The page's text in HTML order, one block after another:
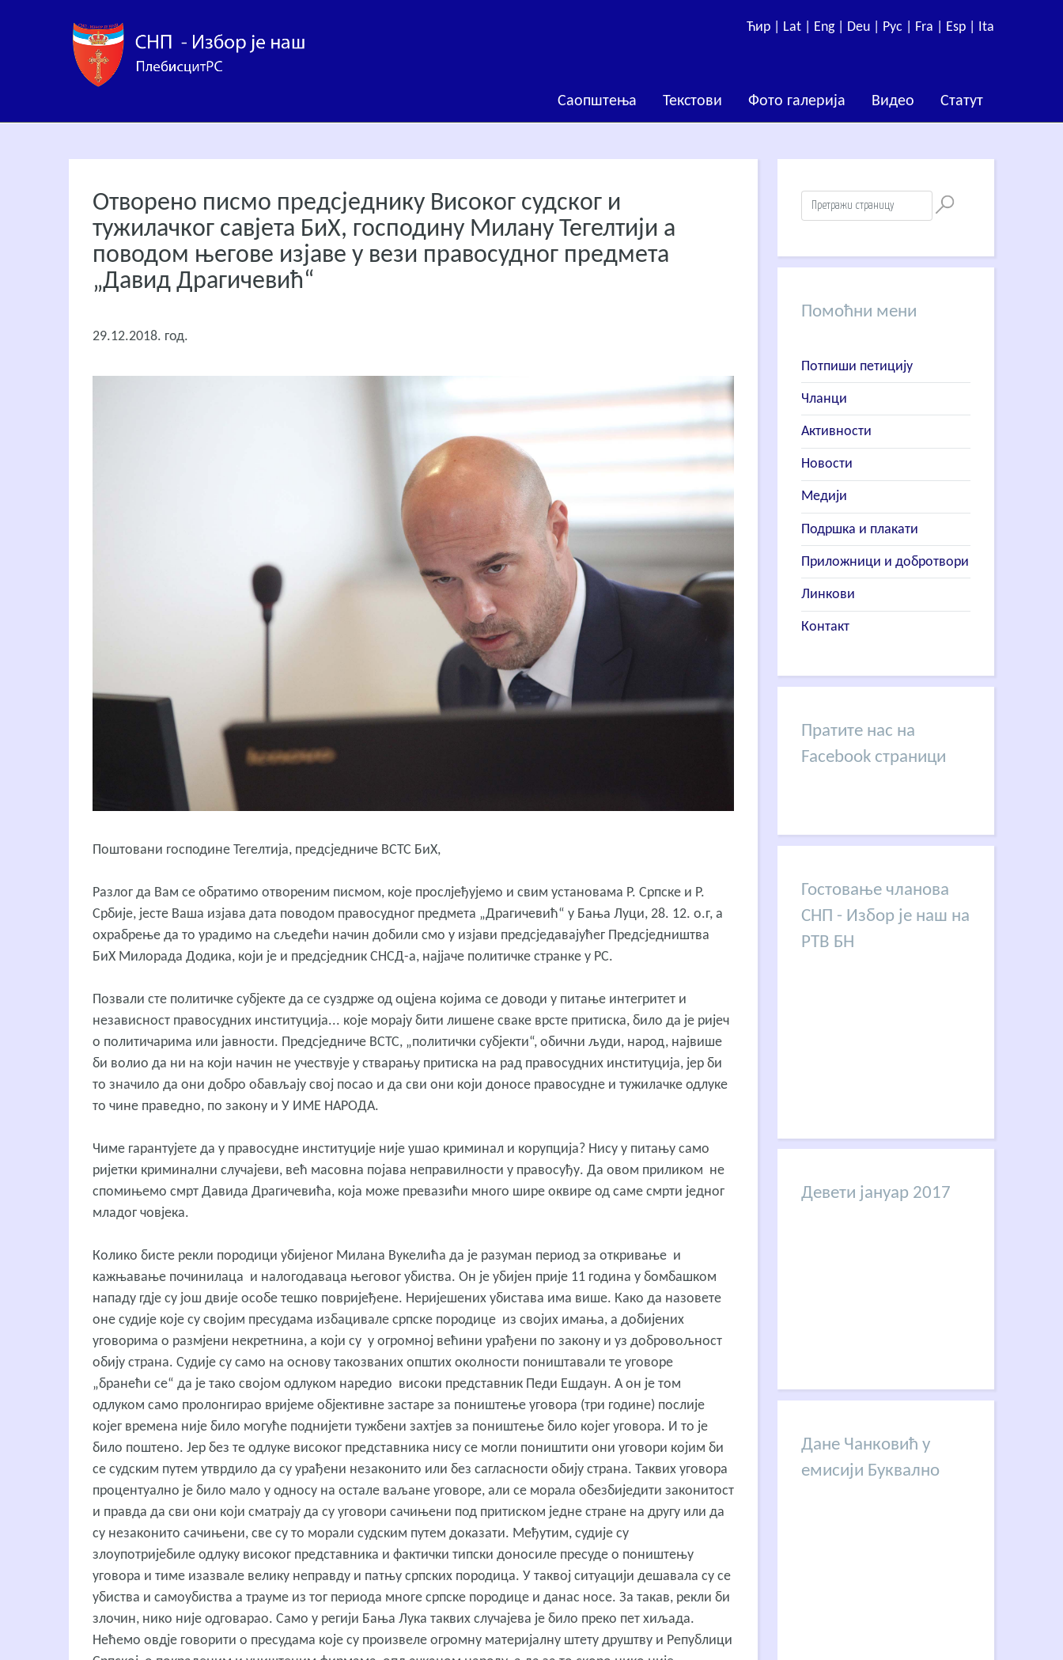
Ћир | Lat | Eng | Deu | Рус | Fra | Esp | Ita
Саопштења Текстови Фото галерија Видео Статут
Отворено писмо предсједнику Високог судског и
тужилачког савјета БиХ, господину Милану Тегелтији а
поводом његове изјаве у вези правосудног предмета
„Давид Драгичевић“
29.12.2018. год.
Поштовани господине Тегелтија, предсједниче ВСТС БиХ,
Разлог да Вам се обратимо отвореним писмом, које прослјеђујемо и свим установама Р. Српске и Р.
Србије, јесте Ваша изјава дата поводом правосудног предмета „Драгичевић“ у Бања Луци, 28. 12. о.г, а
охрабрење да то урадимо на сљедећи начин добили смо у изјави предсједавајућег Предсједништва
БиХ Милорада Додика, који је и предсједник СНСД-а, најјаче политичке странке у РС.
Позвали сте политичке субјекте да се суздрже од оцјена којима се доводи у питање интегритет и
независност правосудних институција... које морају бити лишене сваке врсте притиска, било да је ријеч
о политичарима или јавности. Предсједниче ВСТС, „политички субјекти“, обични људи, народ, највише
би волио да ни на који начин не учествује у стварању притиска на рад правосудних институција, јер би
то значило да они добро обављају свој посао и да сви они који доносе правосудне и тужилачке одлуке
то чине праведно, по закону и У ИМЕ НАРОДА.
Чиме гарантујете да у правосудне институције није ушао криминал и корупција? Нису у питању само
ријетки криминални случајеви, већ масовна појава неправилности у правосуђу. Да овом приликом не
спомињемо смрт Давида Драгичевића, која може превазићи много шире оквире од саме смрти једног
младог човјека.
Колико бисте рекли породици убијеног Милана Вукелића да је разуман период за откривање и
кажњавање починилаца и налогодаваца његовог убиства. Он је убијен прије 11 година у бомбашком
нападу гдје су још двије особе тешко повријеђене. Неријешених убистава има више. Како да назовете
оне судије које су својим пресудама избацивале српске породице из својих имања, а добијених
уговорима о размјени некретнина, а који су у огромној већини урађени по закону и уз добровољност
обију страна. Судије су само на основу такозваних општих околности поништавали те уговоре
„бранећи се“ да је тако својом одлуком наредио високи представник Педи Ешдаун. А он је том
одлуком само пролонгирао вријеме објективне застаре за поништење уговора (три године) послије
којег времена није било могуће поднијети тужбени захтјев за поништење било којег уговора. И то је
било поштено. Јер без те одлуке високог представника нису се могли поништити они уговори којим би
се судским путем утврдило да су урађени незаконито или без сагласности обију страна. Таквих уговора
процентуално је било мало у односу на остале ваљане уговоре, али се морала обезбиједити законитост
и правда да сви они који сматрају да су уговори сачињени под притиском једне стране на другу или да
су незаконито сачињени, све су то морали судским путем доказати. Међутим, судије су
злоупотријебиле одлуку високог представника и фактички типски доносиле пресуде о поништењу
уговора и тиме изазвале велику неправду и патњу српских породица. У таквој ситуацији дешавала су се
убиства и самоубиства а трауме из тог периода многе српске породице и данас носе. За такав, рекли би
злочин, нико није одговарао. Само у регији Бања Лука таквих случајева је било преко пет хиљада.
Нећемо овдје говорити о пресудама које су произвеле огромну материјалну штету друштву и Републици
Помоћни мени
Потпиши петицију
Чланци
Активности
Новости
Медији
Подршка и плакати
Приложници и добротвори
Линкови
Контакт
Пратите нас на
Facebook страници
Гостовање чланова
СНП - Избор је наш на
РТВ БН
Девети јануар 2017
Дане Чанковић у
емисији Буквално